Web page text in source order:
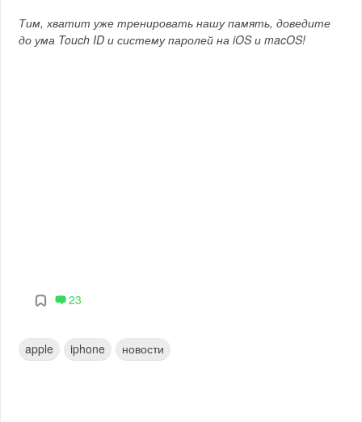
Тим, хватит уже тренировать нашу память, доведите
до ума Touch ID и систему паролей на iOS и macOS!
23
apple iphone новости